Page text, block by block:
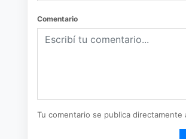
Comentario
Tu comentario se publica directamente